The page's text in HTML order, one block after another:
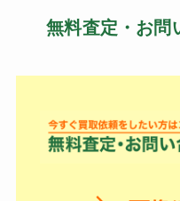
無料査定・お問